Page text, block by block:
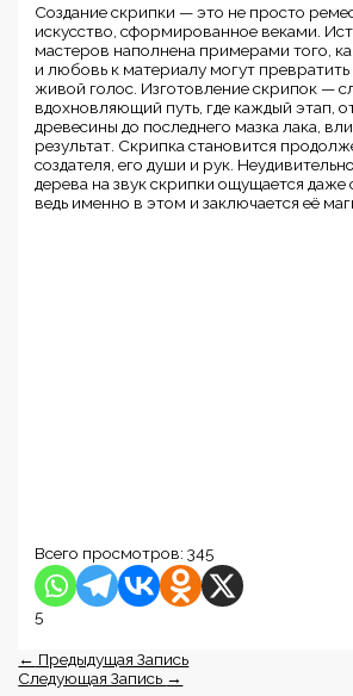
Создание скрипки — это не просто
искусство, сформированное веками.
мастеров наполнена примерами того,
и любовь к материалу могут превратить
живой голос. Изготовление скрипок —
вдохновляющий путь, где каждый этап,
древесины до последнего мазка лака,
результат. Скрипка становится
создателя, его души и рук.
дерева на звук скрипки ощущается даже
ведь именно в этом и заключается её
Всего просмотров: 345
5
← Предыдущая Запись
Следующая Запись →